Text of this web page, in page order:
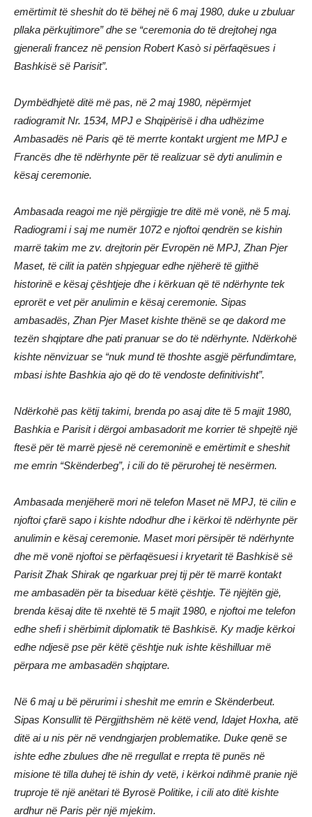
emërtimit të sheshit do të bëhej në 6 maj 1980, duke u zbuluar
pllaka përkujtimore” dhe se “ceremonia do të drejtohej nga
gjenerali francez në pension Robert Kasò si përfaqësues i
Bashkisë së Parisit”.
Dymbëdhjetë ditë më pas, në 2 maj 1980, nëpërmjet
radiogramit Nr. 1534, MPJ e Shqipërisë i dha udhëzime
Ambasadës në Paris që të merrte kontakt urgjent me MPJ e
Francës dhe të ndërhynte për të realizuar së dyti anulimin e
kësaj ceremonie.
Ambasada reagoi me një përgjigje tre ditë më vonë, në 5 maj.
Radiogrami i saj me numër 1072 e njoftoi qendrën se kishin
marrë takim me zv. drejtorin për Evropën në MPJ, Zhan Pjer
Maset, të cilit ia patën shpjeguar edhe njëherë të gjithë
historinë e kësaj çështjeje dhe i kërkuan që të ndërhynte tek
eprorët e vet për anulimin e kësaj ceremonie. Sipas
ambasadës, Zhan Pjer Maset kishte thënë se qe dakord me
tezën shqiptare dhe pati pranuar se do të ndërhynte. Ndërkohë
kishte nënvizuar se “nuk mund të thoshte asgjë përfundimtare,
mbasi ishte Bashkia ajo që do të vendoste definitivisht”.
Ndërkohë pas këtij takimi, brenda po asaj dite të 5 majit 1980,
Bashkia e Parisit i dërgoi ambasadorit me korrier të shpejtë një
ftesë për të marrë pjesë në ceremoninë e emërtimit e sheshit
me emrin “Skënderbeg”, i cili do të përurohej të nesërmen.
Ambasada menjëherë mori në telefon Maset në MPJ, të cilin e
njoftoi çfarë sapo i kishte ndodhur dhe i kërkoi të ndërhynte për
anulimin e kësaj ceremonie. Maset mori përsipër të ndërhynte
dhe më vonë njoftoi se përfaqësuesi i kryetarit të Bashkisë së
Parisit Zhak Shirak qe ngarkuar prej tij për të marrë kontakt
me ambasadën për ta biseduar këtë çështje. Të njëjtën gjë,
brenda kësaj dite të nxehtë të 5 majit 1980, e njoftoi me telefon
edhe shefi i shërbimit diplomatik të Bashkisë. Ky madje kërkoi
edhe ndjesë pse për këtë çështje nuk ishte këshilluar më
përpara me ambasadën shqiptare.
Në 6 maj u bë përurimi i sheshit me emrin e Skënderbeut.
Sipas Konsullit të Përgjithshëm në këtë vend, Idajet Hoxha, atë
ditë ai u nis për në vendngjarjen problematike. Duke qenë se
ishte edhe zbulues dhe në rregullat e rrepta të punës në
misione të tilla duhej të ishin dy vetë, i kërkoi ndihmë pranie një
truproje të një anëtari të Byrosë Politike, i cili ato ditë kishte
ardhur në Paris për një mjekim.